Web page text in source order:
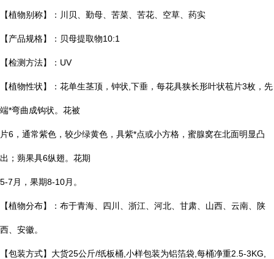
【植物别称】：川贝、勤母、苦菜、苦花、空草、药实
【产品规格】：贝母提取物10:1
【检测方法】：UV
【植物性状】：花单生茎顶，钟状,下垂，每花具狭长形叶状苞片3枚，先
端*弯曲成钩状。花被
片6，通常紫色，较少绿黄色，具紫*点或小方格，蜜腺窝在北面明显凸
出；蒴果具6纵翅。花期
5-7月，果期8-10月。
【植物分布】：布于青海、四川、浙江、河北、甘肃、山西、云南、陕
西、安徽。
【包装方式】大货25公斤/纸板桶,小样包装为铝箔袋,每桶净重2.5-3KG,